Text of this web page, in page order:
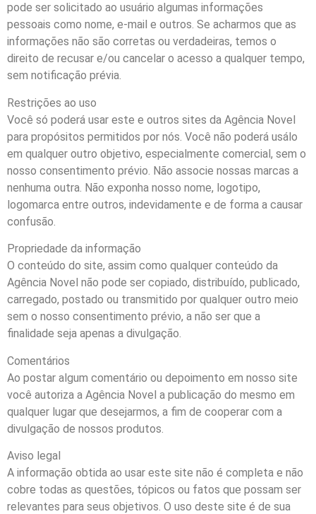
pode ser solicitado ao usuário algumas informações
pessoais como nome, e-mail e outros. Se acharmos que as
informações não são corretas ou verdadeiras, temos o
direito de recusar e/ou cancelar o acesso a qualquer tempo,
sem notificação prévia.
Restrições ao uso
Você só poderá usar este e outros sites da Agência Novel
para propósitos permitidos por nós. Você não poderá usálo
em qualquer outro objetivo, especialmente comercial, sem o
nosso consentimento prévio. Não associe nossas marcas a
nenhuma outra. Não exponha nosso nome, logotipo,
logomarca entre outros, indevidamente e de forma a causar
confusão.
Propriedade da informação
O conteúdo do site, assim como qualquer conteúdo da
Agência Novel não pode ser copiado, distribuído, publicado,
carregado, postado ou transmitido por qualquer outro meio
sem o nosso consentimento prévio, a não ser que a
finalidade seja apenas a divulgação.
Comentários
Ao postar algum comentário ou depoimento em nosso site
você autoriza a Agência Novel a publicação do mesmo em
qualquer lugar que desejarmos, a fim de cooperar com a
divulgação de nossos produtos.
Aviso legal
A informação obtida ao usar este site não é completa e não
cobre todas as questões, tópicos ou fatos que possam ser
relevantes para seus objetivos. O uso deste site é de sua